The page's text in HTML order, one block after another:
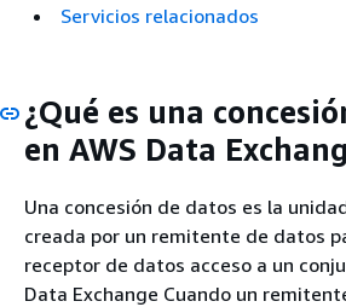
Servicios relacionados
¿Qué es una
en AWS Data
Una concesión de datos es la
creada por un remitente de datos
receptor de datos acceso a un
Data Exchange Cuando un